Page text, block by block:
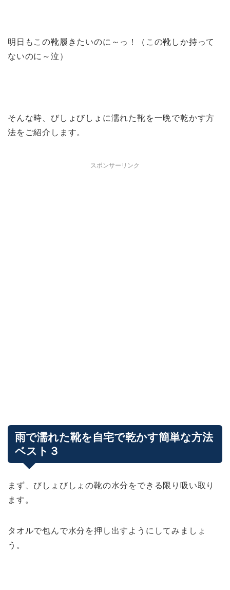
明日もこの靴履きたいのに～っ！（この靴しか持って
ないのに～泣）
そんな時、びしょびしょに濡れた靴を一晩で乾かす方
法をご紹介します。
スポンサーリンク
雨で濡れた靴を自宅で乾かす簡単な方法
ベスト３
まず、びしょびしょの靴の水分をできる限り吸い取り
ます。
タオルで包んで水分を押し出すようにしてみましょ
う。